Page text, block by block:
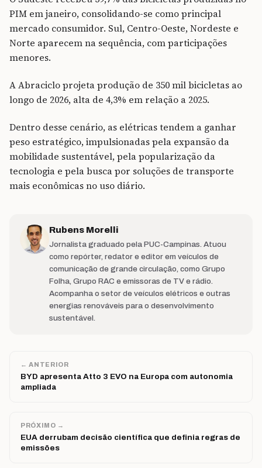
PIM em janeiro, consolidando-se como principal
mercado consumidor. Sul, Centro-Oeste, Nordeste e
Norte aparecem na sequência, com participações
menores.
A Abraciclo projeta produção de 350 mil bicicletas ao
longo de 2026, alta de 4,3% em relação a 2025.
Dentro desse cenário, as elétricas tendem a ganhar
peso estratégico, impulsionadas pela expansão da
mobilidade sustentável, pela popularização da
tecnologia e pela busca por soluções de transporte
mais econômicas no uso diário.
Rubens Morelli
Jornalista graduado pela PUC-Campinas. Atuou
como repórter, redator e editor em veículos de
comunicação de grande circulação, como Grupo
Folha, Grupo RAC e emissoras de TV e rádio.
Acompanha o setor de veículos elétricos e outras
energias renováveis para o desenvolvimento
sustentável.
← ANTERIOR
BYD apresenta Atto 3 EVO na Europa com autonomia
ampliada
PRÓXIMO →
EUA derrubam decisão científica que definia regras de
emissões